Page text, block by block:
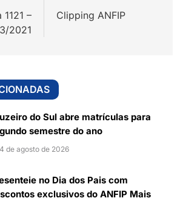
–
2021
Clipping ANFIP
do Sul abre matrículas para
semestre do ano
4 de agosto de 2026
no Dia dos Pais com
exclusivos do ANFIP Mais